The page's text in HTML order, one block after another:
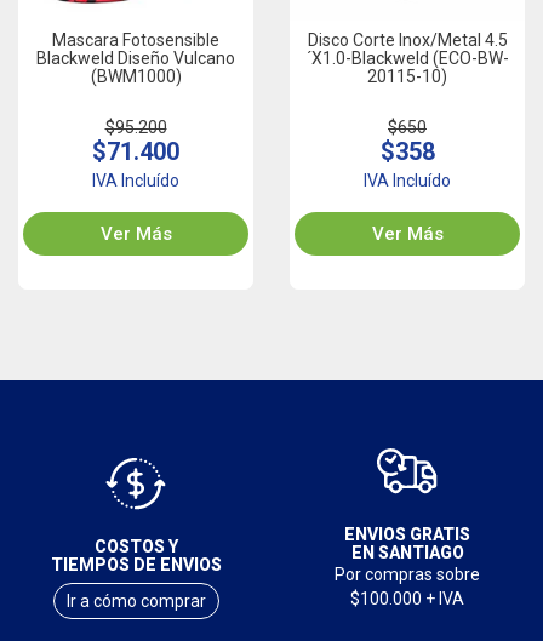
Mascara Fotosensible
Blackweld Diseño Vulcano
(BWM1000)
$95.200
$71.400
IVA Incluído
Ver Más
Disco Corte Inox/Metal 4.5
´x1.0-Blackweld (ECO-BW-
20115-10)
$650
$358
IVA Incluído
Ver Más
COSTOS Y
TIEMPOS DE ENVIOS
Ir a cómo comprar
ENVIOS GRATIS
EN SANTIAGO
Por compras sobre
$100.000 + IVA